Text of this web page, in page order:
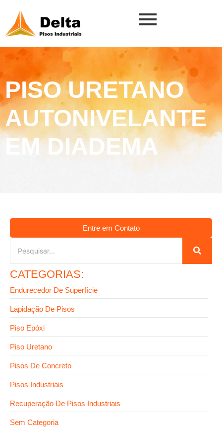
PISO URETANO
AUTONIVELANTE
EM DIADEMA
Entre em Contato
CATEGORIAS:
Endurecedor De Superfície
Lapidação De Pisos
Piso Epóxi
Piso Uretano
Pisos De Concreto
Pisos Industriais
Recuperação De Pisos Industriais
Sem Categoria